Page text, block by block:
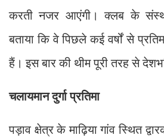
करती नजर आएंगी। क्लब के
बताया कि वे पिछले कई वर्षों से
हैं। इस बार की थीम पूरी तरह से
चलायमान दुर्गा प्रतिमा
पड़ाव क्षेत्र के माढ़िया गांव स्थित